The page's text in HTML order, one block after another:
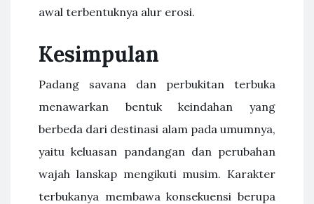
awal terbentuknya alur erosi.
Kesimpulan
Padang savana dan perbukitan terbuka
menawarkan bentuk keindahan yang
berbeda dari destinasi alam pada umumnya,
yaitu keluasan pandangan dan perubahan
wajah lanskap mengikuti musim. Karakter
terbukanya membawa konsekuensi berupa